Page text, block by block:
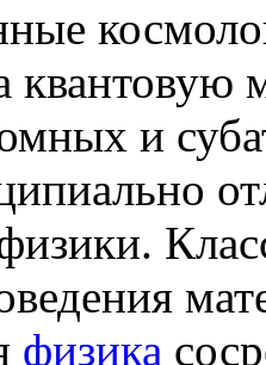
квантовую
и
физика